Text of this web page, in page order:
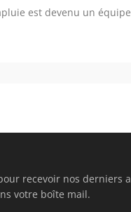
est devenu un
recevoir nos derniers
votre boîte mail.